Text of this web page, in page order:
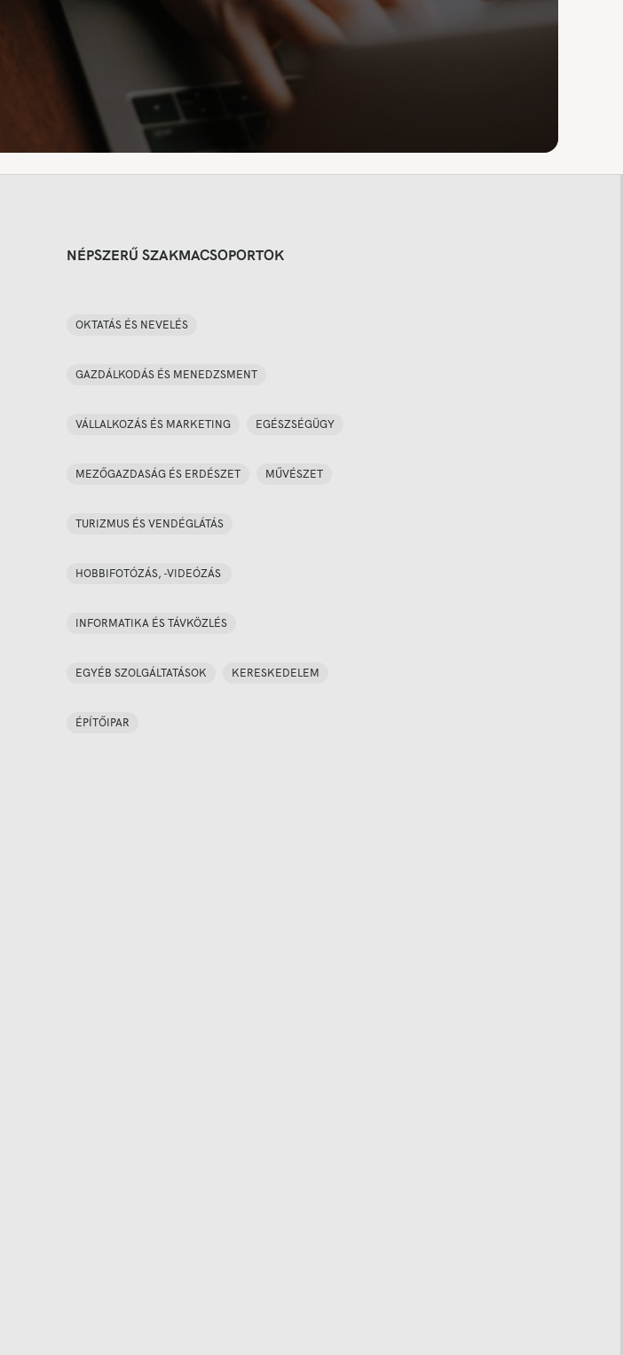
NÉPSZERŰ SZAKMACSOPORTOK
OKTATÁS ÉS NEVELÉS
GAZDÁLKODÁS ÉS MENEDZSMENT
VÁLLALKOZÁS ÉS MARKETING EGÉSZSÉGÜGY
MEZŐGAZDASÁG ÉS ERDÉSZET MŰVÉSZET
TURIZMUS ÉS VENDÉGLÁTÁS
HOBBIFOTÓZÁS, -VIDEÓZÁS
INFORMATIKA ÉS TÁVKÖZLÉS
EGYÉB SZOLGÁLTATÁSOK KERESKEDELEM
ÉPÍTŐIPAR